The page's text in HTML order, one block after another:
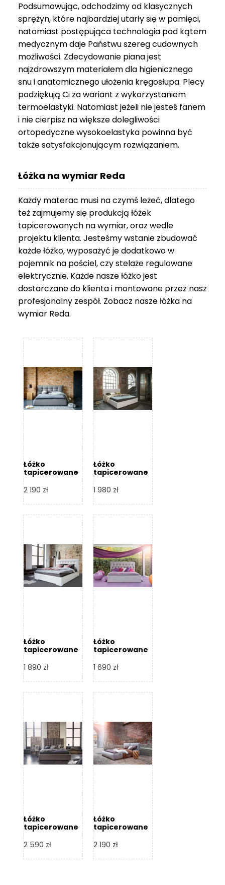
Podsumowując, odchodzimy od klasycznych
sprężyn, które najbardziej utarły się w pamięci,
natomiast postępująca technologia pod kątem
medycznym daje Państwu szereg cudownych
możliwości. Zdecydowanie piana jest
najzdrowszym materiałem dla higienicznego
snu i anatomicznego ułożenia kręgosłupa. Plecy
podziękują Ci za wariant z wykorzystaniem
termoelastyki. Natomiast jeżeli nie jesteś fanem
i nie cierpisz na większe dolegliwości
ortopedyczne wysokoelastyka powinna być
także satysfakcjonującym rozwiązaniem.
Łóżka na wymiar Reda
Każdy materac musi na czymś leżeć, dlatego
też zajmujemy się produkcją łóżek
tapicerowanych na wymiar, oraz wedle
projektu klienta. Jesteśmy wstanie zbudować
każde łóżko, wyposażyć je dodatkowo w
pojemnik na pościel, czy stelaże regulowane
elektrycznie. Każde nasze łóżko jest
dostarczane do klienta i montowane przez nasz
profesjonalny zespół. Zobacz naszełóżka na
wymiar Reda.
Łóżko
tapicerowane
Design
2 190 zł
Łóżko
tapicerowane
Design
1 980 zł
Łóżko
tapicerowane
Design
1 890 zł
Łóżko
tapicerowane
Design
1 690 zł
Łóżko
tapicerowane
Design
2 590 zł
Łóżko
tapicerowane
Design
2 190 zł